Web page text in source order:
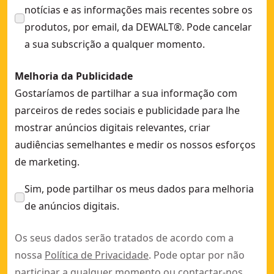
notícias e as informações mais recentes sobre os
produtos, por email, da DEWALT®. Pode cancelar
a sua subscrição a qualquer momento.
Melhoria da Publicidade
Gostaríamos de partilhar a sua informação com
parceiros de redes sociais e publicidade para lhe
mostrar anúncios digitais relevantes, criar
audiências semelhantes e medir os nossos esforços
de marketing.
Sim, pode partilhar os meus dados para melhoria
de anúncios digitais.
Os seus dados serão tratados de acordo com a
nossa Política de Privacidade. Pode optar por não